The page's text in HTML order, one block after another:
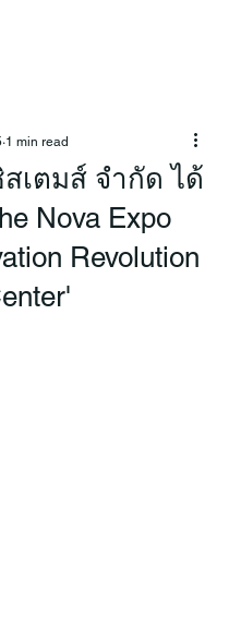
เตมส์ จำกัด ได้
Nova Expo
Revolution
1 min read